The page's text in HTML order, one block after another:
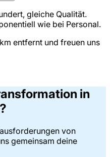
gleiche Qualität.
wie bei Personal.
km entfernt und freuen uns
in
von
gemeinsam deine